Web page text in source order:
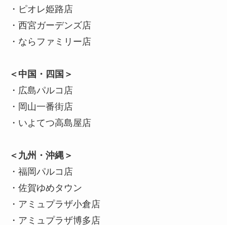
・ピオレ姫路店
・西宮ガーデンズ店
・ならファミリー店
＜中国・四国＞
・広島パルコ店
・岡山一番街店
・いよてつ高島屋店
＜九州・沖縄＞
・福岡パルコ店
・佐賀ゆめタウン
・アミュプラザ小倉店
・アミュプラザ博多店